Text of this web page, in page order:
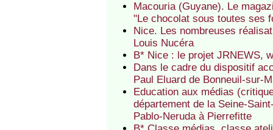
Macouria (Guyane). Le
"Le chocolat sous toutes ses
Nice. Les nombreuses
Louis Nucéra
B* Nice : le projet JRNEWS,
Dans le cadre du dispositif
Paul Eluard de Bonneuil-sur-
Education aux médias
département de la Seine-
Pablo-Neruda à Pierrefitte